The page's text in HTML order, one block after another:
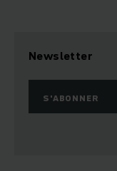
Newsletter
S'ABONNER